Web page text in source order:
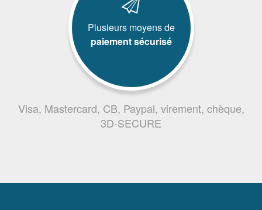
Plusieurs moyens de
paiement sécurisé
Visa, Mastercard, CB, Paypal, virement, chèque,
3D-SECURE